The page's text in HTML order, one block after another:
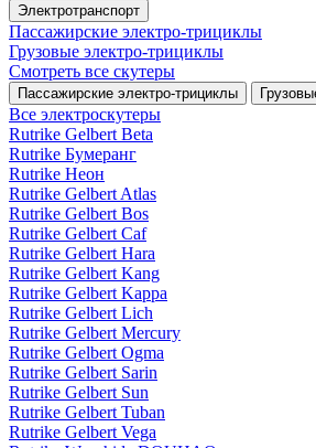
Электротранспорт
Пассажирские электро‑трициклы
Грузовые электро‑трициклы
Смотреть все скутеры
Пассажирские электро‑трициклы
Все электро­скутеры
Rutrike Gelbert Beta
Rutrike Бумеранг
Rutrike Неон
Rutrike Gelbert Atlas
Rutrike Gelbert Bos
Rutrike Gelbert Caf
Rutrike Gelbert Hara
Rutrike Gelbert Kang
Rutrike Gelbert Kappa
Rutrike Gelbert Lich
Rutrike Gelbert Mercury
Rutrike Gelbert Ogma
Rutrike Gelbert Sarin
Rutrike Gelbert Sun
Rutrike Gelbert Tuban
Rutrike Gelbert Vega